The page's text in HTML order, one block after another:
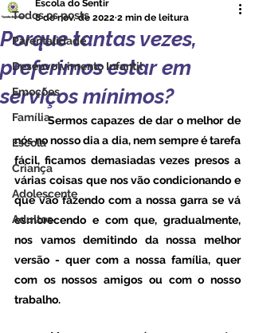
Todos os posts
Parentalidade
Desenvolvimento Infantil
Emoções
Família
Escola
Criança
Adolescente
Adultos
Porque tantas vezes,
preferimos estar em
serviços mínimos?
Escola do Sentir
8 de nov. de 2022 2 min de leitura
	Sermos capazes de dar o melhor de
nós no nosso dia a dia, nem sempre é tarefa
fácil, ficamos demasiadas vezes presos a
várias coisas que nos vão condicionando e
que vão fazendo com a nossa garra se vá
esmorecendo e com que, gradualmente,
nos vamos demitindo da nossa melhor
versão - quer com a nossa família, quer
com os nossos amigos ou com o nosso
trabalho.